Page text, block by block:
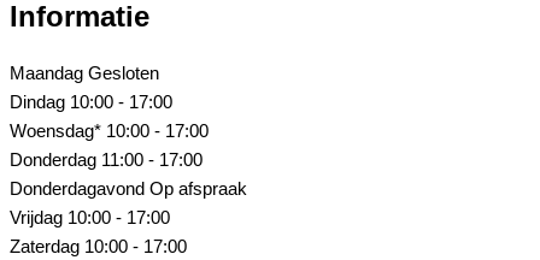
Informatie
Maandag Gesloten
Dindag 10:00 - 17:00
Woensdag* 10:00 - 17:00
Donderdag 11:00 - 17:00
Donderdagavond Op afspraak
Vrijdag 10:00 - 17:00
Zaterdag 10:00 - 17:00